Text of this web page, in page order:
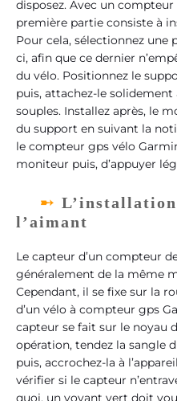
disposez. Avec un
première partie consiste à
Pour cela, sélectionnez une
ci, afin que ce dernier
du vélo. Positionnez le
puis, attachez-le solidement
souples. Installez après, le
du support en suivant la
le compteur gps vélo
moniteur puis, d’appuyer
l’aimant
Le capteur d’un compteur
généralement de la même
Cependant, il se fixe sur la
d’un vélo à compteur gps
capteur se fait sur le noyau
opération, tendez la sangle
puis, accrochez-la à
vérifier si le capteur
quoi, un voyant vert doit